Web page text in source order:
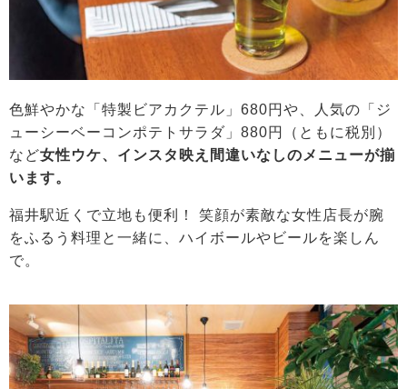
色鮮やかな「特製ビアカクテル」680円や、人気の「ジ
ューシーベーコンポテトサラダ」880円（ともに税別）
など女性ウケ、インスタ映え間違いなしのメニューが揃
います。
福井駅近くで立地も便利！ 笑顔が素敵な女性店長が腕
をふるう料理と一緒に、ハイボールやビールを楽しん
で。